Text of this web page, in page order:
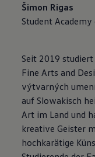
Šimon Rigas
Student
Seit 2019
Fine Arts and
výtvarných
auf Slowakisch
Art im Land und
kreative Geister
hochkarätige